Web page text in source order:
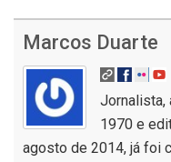
Marcos Duarte
Jornalista,
1970 e
agosto de 2014, já foi